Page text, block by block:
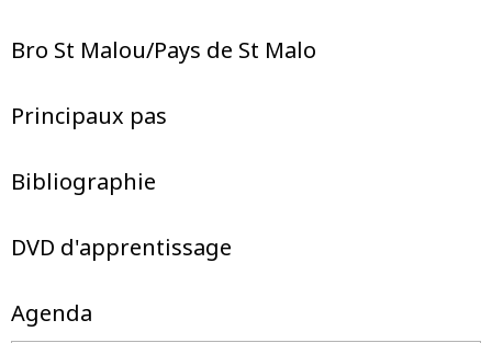
Bro St Malou/Pays de St Malo
Principaux pas
Bibliographie
DVD d'apprentissage
Agenda